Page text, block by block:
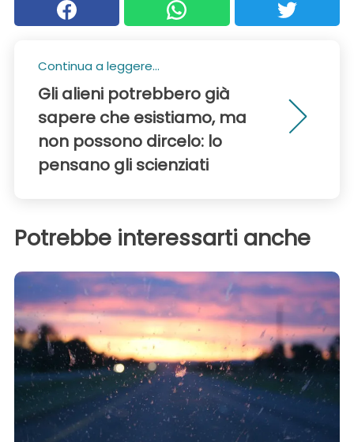
Continua a leggere...
Gli alieni potrebbero già
sapere che esistiamo, ma
non possono dircelo: lo
pensano gli scienziati
Potrebbe interessarti anche